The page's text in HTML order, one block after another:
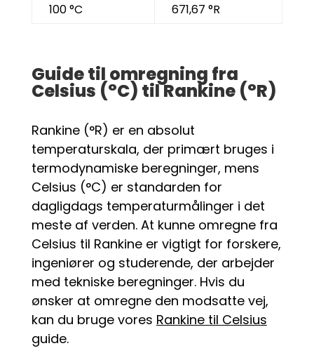
100 °C
671,67 °R
Guide til omregning fra
Celsius (°C) til Rankine (°R)
Rankine (°R) er en absolut
temperaturskala, der primært bruges i
termodynamiske beregninger, mens
Celsius (°C) er standarden for
dagligdags temperaturmålinger i det
meste af verden. At kunne omregne fra
Celsius til Rankine er vigtigt for forskere,
ingeniører og studerende, der arbejder
med tekniske beregninger. Hvis du
ønsker at omregne den modsatte vej,
kan du bruge vores Rankine til Celsius
guide.